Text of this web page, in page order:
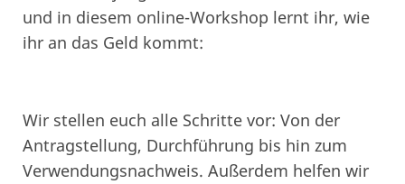
und in diesem online-Workshop lernt ihr, wie
ihr an das Geld kommt:
Wir stellen euch alle Schritte vor: Von der
Antragstellung, Durchführung bis hin zum
Verwendungsnachweis. Außerdem helfen wir